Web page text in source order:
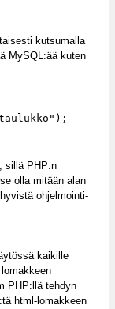
kutsumalla
MySQL:ää kuten
taulukko");
sillä PHP:n
olla mitään alan
ohjelmointi-
kaikille
PHP:llä tehdyn
html-lomakkeen